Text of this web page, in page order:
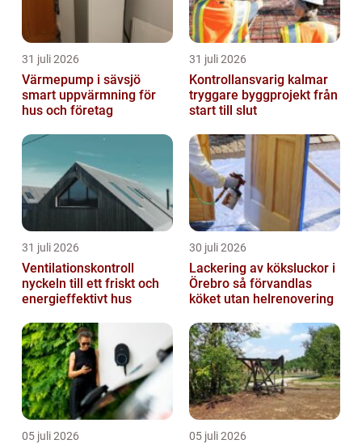
31 juli 2026
Värmepump i sävsjö
smart uppvärmning för
hus och företag
31 juli 2026
Kontrollansvarig kalmar
tryggare byggprojekt från
start till slut
31 juli 2026
Ventilationskontroll
nyckeln till ett friskt och
energieffektivt hus
30 juli 2026
Lackering av köksluckor i
Örebro så förvandlas
köket utan helrenovering
05 juli 2026 05 juli 2026